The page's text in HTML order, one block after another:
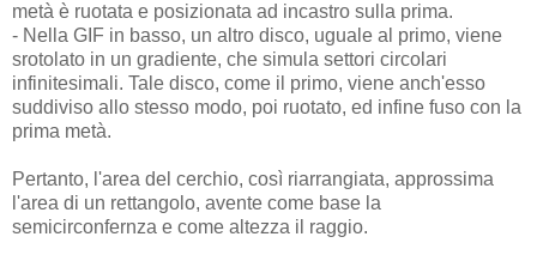
metà è ruotata e posizionata ad incastro sulla prima.
- Nella GIF in basso, un altro disco, uguale al primo, viene
srotolato in un gradiente, che simula settori circolari
infinitesimali. Tale disco, come il primo, viene anch'esso
suddiviso allo stesso modo, poi ruotato, ed infine fuso con la
prima metà.
Pertanto, l'area del cerchio, così riarrangiata, approssima
l'area di un rettangolo, avente come base la
semicirconfernza e come altezza il raggio.